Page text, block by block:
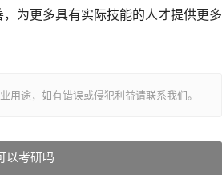
为更多具有实际技能的人才提供更多
途，如有错误或侵犯利益请联系我们。
以考研吗